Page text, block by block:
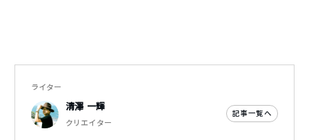
ライター
清澤 一輝
クリエイター
記事一覧へ